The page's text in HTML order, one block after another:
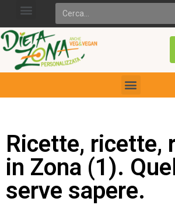
Ricette, ricette,
in Zona (1).
serve sapere.